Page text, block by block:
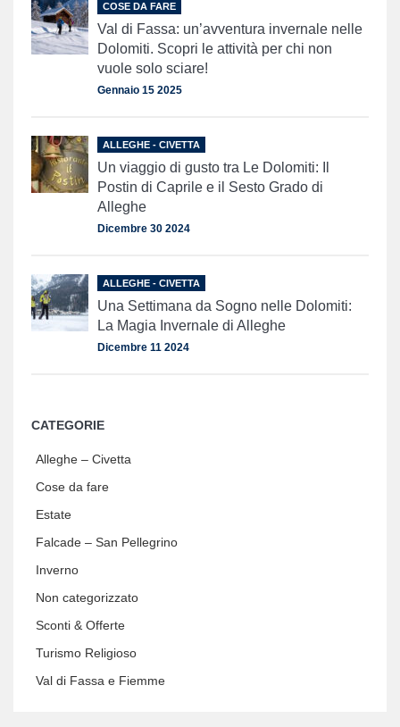
COSE DA FARE
Val di Fassa: un’avventura invernale nelle
Dolomiti. Scopri le attività per chi non
vuole solo sciare!
Gennaio 15 2025
ALLEGHE - CIVETTA
Un viaggio di gusto tra Le Dolomiti: Il
Postin di Caprile e il Sesto Grado di
Alleghe
Dicembre 30 2024
ALLEGHE - CIVETTA
Una Settimana da Sogno nelle Dolomiti:
La Magia Invernale di Alleghe
Dicembre 11 2024
CATEGORIE
Alleghe – Civetta
Cose da fare
Estate
Falcade – San Pellegrino
Inverno
Non categorizzato
Sconti & Offerte
Turismo Religioso
Val di Fassa e Fiemme